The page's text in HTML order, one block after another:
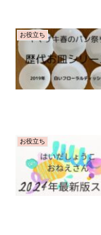
お役立ち
お役立ち